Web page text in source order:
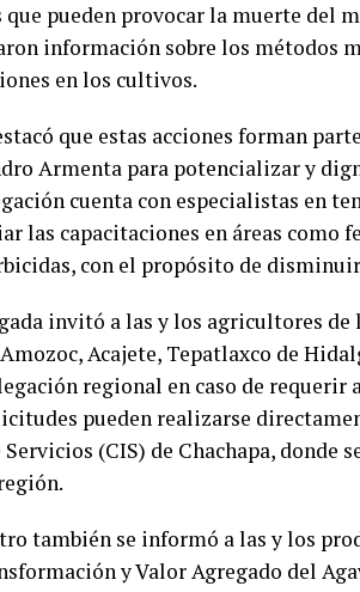
pueden provocar la muerte del
información sobre los métodos
en los cultivos.
que estas acciones forman
Armenta para potencializar y
cuenta con especialistas en
las capacitaciones en áreas como
con el propósito de
invitó a las y los agricultores
Acajete, Tepatlaxco de
regional en caso de
pueden realizarse
(CIS) de Chachapa, donde
también se informó a las y los
y Valor Agregado del